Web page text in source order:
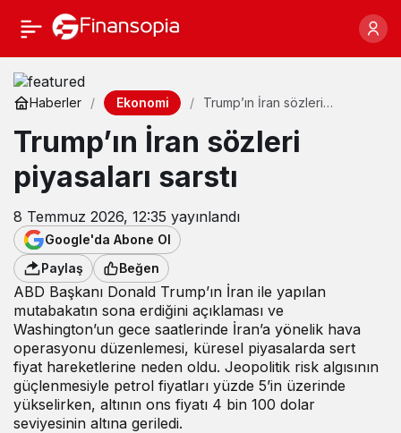
Haberler Ekonomi
Trump’ın İran sözleri
Trump’ın İran sözleri
piyasaları sarstı
8 Temmuz 2026, 12:35 yayınlandı
Google'da Abone Ol
Paylaş
Beğen
ABD Başkanı Donald Trump’ın İran ile yapılan
mutabakatın sona erdiğini açıklaması ve
Washington’un gece saatlerinde İran’a yönelik hava
operasyonu düzenlemesi, küresel piyasalarda sert
fiyat hareketlerine neden oldu. Jeopolitik risk algısının
güçlenmesiyle petrol fiyatları yüzde 5’in üzerinde
yükselirken, altının ons fiyatı 4 bin 100 dolar
seviyesinin altına geriledi.